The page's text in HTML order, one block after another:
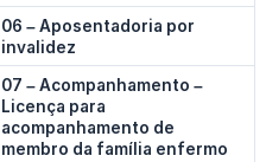
06 – Aposentadoria por
invalidez
07 – Acompanhamento –
Licença para
acompanhamento de
membro da família enfermo